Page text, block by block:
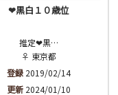
❤黒白１０歳位
推定❤黒…
♀ 東京都
登録2019/02/14
更新2024/01/10